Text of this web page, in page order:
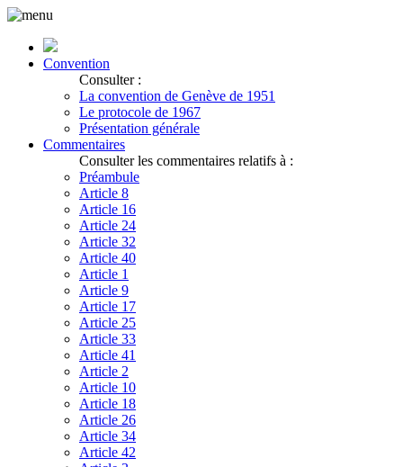
Convention
Consulter :
La convention de Genève de 1951
Le protocole de 1967
Présentation générale
Commentaires
Consulter les commentaires relatifs à :
Préambule
Article 8
Article 16
Article 24
Article 32
Article 40
Article 1
Article 9
Article 17
Article 25
Article 33
Article 41
Article 2
Article 10
Article 18
Article 26
Article 34
Article 42